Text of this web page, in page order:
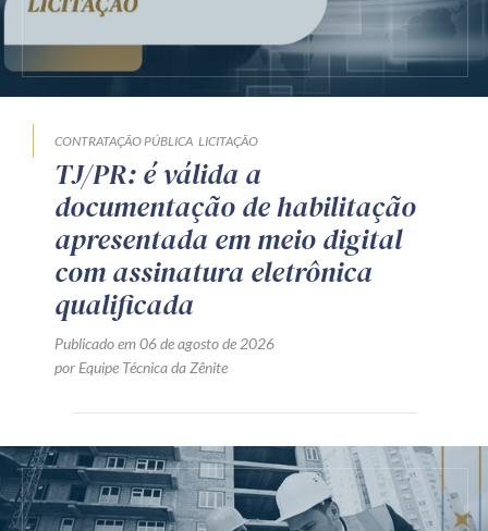
CONTRATAÇÃO PÚBLICA LICITAÇÃO
TJ/PR: é válida a
documentação de habilitação
apresentada em meio digital
com assinatura eletrônica
qualificada
Publicado em 06 de agosto de 2026
por Equipe Técnica da Zênite